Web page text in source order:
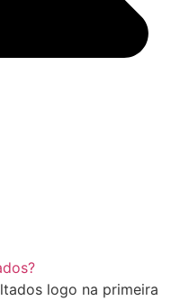
logo na primeira